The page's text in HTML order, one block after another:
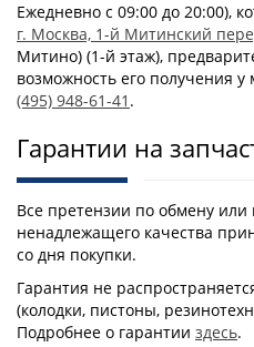
Ежедневно с 09:00 до 20:00),
г. Москва, 1-й Митинский
Митино) (1-й этаж),
возможность его получения
(495) 948-61-41 .
Гарантии на
Все претензии по обмену или
ненадлежащего качества
со дня покупки.
Гарантия не
(колодки, пистоны,
Подробнее о гарантии здесь.